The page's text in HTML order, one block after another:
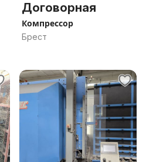
Договорная
Компрессор
Брест